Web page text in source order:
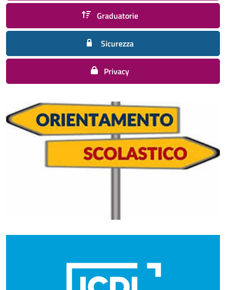
Graduatorie
Sicurezza
Privacy